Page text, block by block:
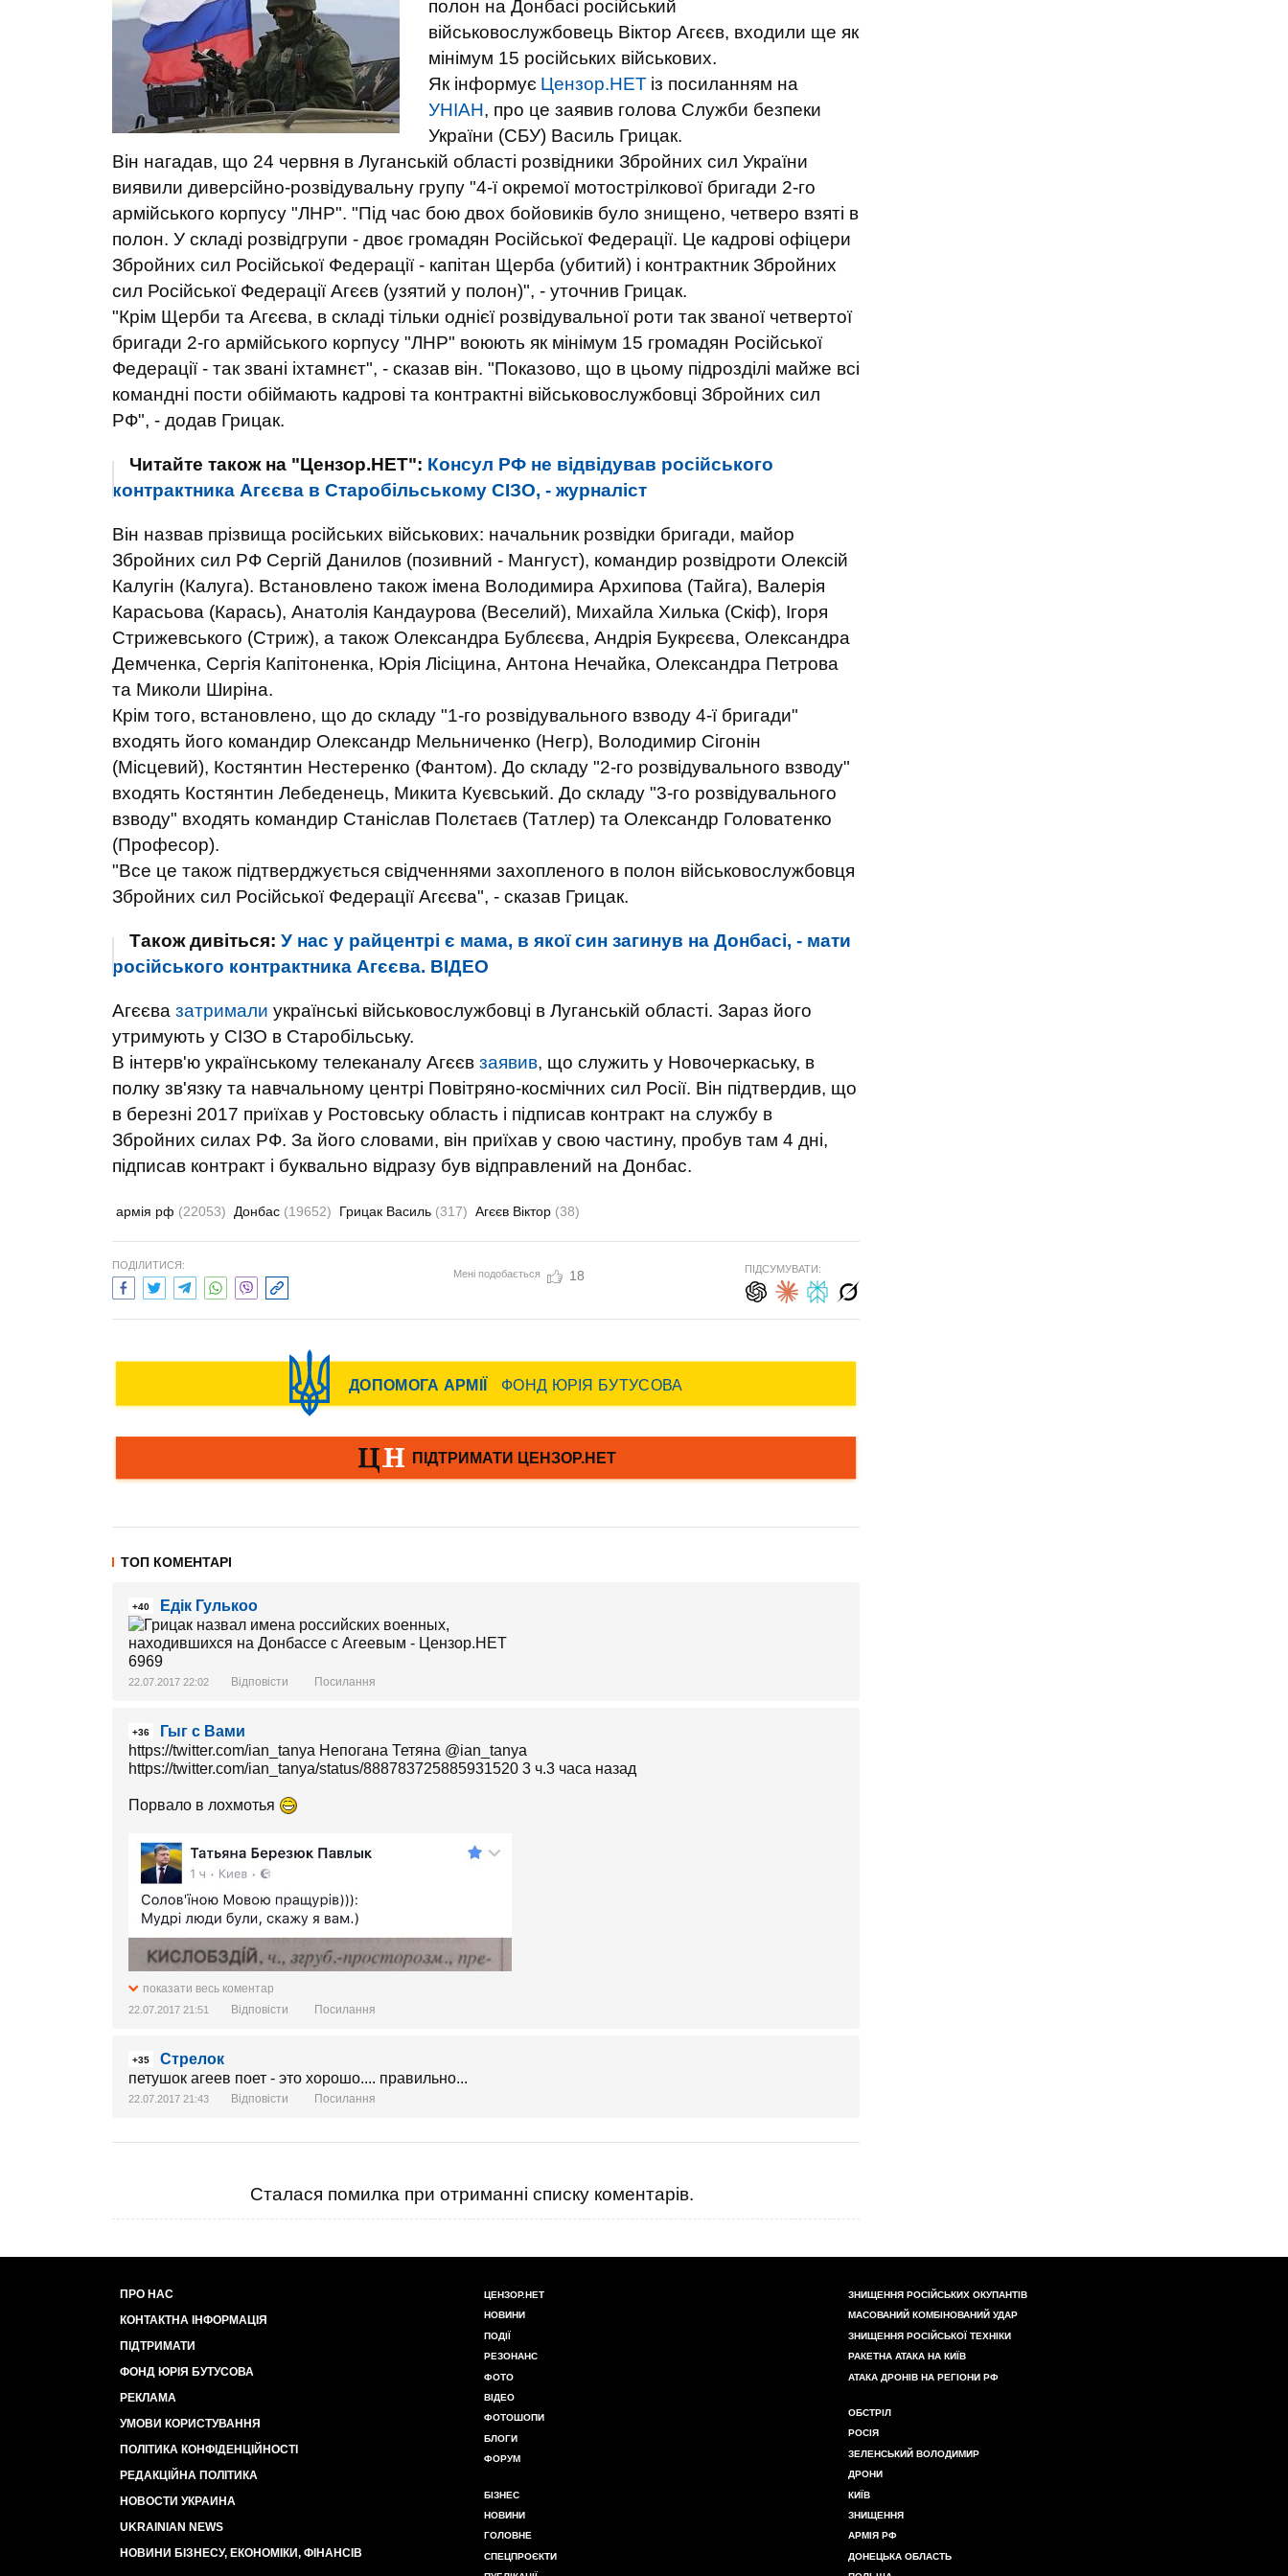
полон на Донбасі російський
військовослужбовець Віктор Агєєв, входили ще як
мінімум 15 російських військових.
Як інформує Цензор.НЕТ із посиланням на
УНІАН, про це заявив голова Служби безпеки
України (СБУ) Василь Грицак.
Він нагадав, що 24 червня в Луганській області розвідники Збройних сил України
виявили диверсійно-розвідувальну групу "4-ї окремої мотострілкової бригади 2-го
армійського корпусу "ЛНР". "Під час бою двох бойовиків було знищено, четверо взяті в
полон. У складі розвідгрупи - двоє громадян Російської Федерації. Це кадрові офіцери
Збройних сил Російської Федерації - капітан Щерба (убитий) і контрактник Збройних
сил Російської Федерації Агєєв (узятий у полон)", - уточнив Грицак.
"Крім Щерби та Агєєва, в складі тільки однієї розвідувальної роти так званої четвертої
бригади 2-го армійського корпусу "ЛНР" воюють як мінімум 15 громадян Російської
Федерації - так звані іхтамнєт", - сказав він. "Показово, що в цьому підрозділі майже всі
командні пости обіймають кадрові та контрактні військовослужбовці Збройних сил
РФ", - додав Грицак.
Читайте також на "Цензор.НЕТ": Консул РФ не відвідував російського
контрактника Агєєва в Старобільському СІЗО, - журналіст
Він назвав прізвища російських військових: начальник розвідки бригади, майор
Збройних сил РФ Сергій Данилов (позивний - Мангуст), командир розвідроти Олексій
Калугін (Калуга). Встановлено також імена Володимира Архипова (Тайга), Валерія
Карасьова (Карась), Анатолія Кандаурова (Веселий), Михайла Хилька (Скіф), Ігоря
Стрижевського (Стриж), а також Олександра Бублєєва, Андрія Букрєєва, Олександра
Демченка, Сергія Капітоненка, Юрія Лісіцина, Антона Нечайка, Олександра Петрова
та Миколи Ширіна.
Крім того, встановлено, що до складу "1-го розвідувального взводу 4-ї бригади"
входять його командир Олександр Мельниченко (Негр), Володимир Сігонін
(Місцевий), Костянтин Нестеренко (Фантом). До складу "2-го розвідувального взводу"
входять Костянтин Лебеденець, Микита Куєвський. До складу "3-го розвідувального
взводу" входять командир Станіслав Полєтаєв (Татлер) та Олександр Головатенко
(Професор).
"Все це також підтверджується свідченнями захопленого в полон військовослужбовця
Збройних сил Російської Федерації Агєєва", - сказав Грицак.
Також дивіться: У нас у райцентрі є мама, в якої син загинув на Донбасі, - мати
російського контрактника Агєєва. ВІДЕО
Агєєва затримали українські військовослужбовці в Луганській області. Зараз його
утримують у СІЗО в Старобільську.
В інтерв'ю українському телеканалу Агєєв заявив, що служить у Новочеркаську, в
полку зв'язку та навчальному центрі Повітряно-космічних сил Росії. Він підтвердив, що
в березні 2017 приїхав у Ростовську область і підписав контракт на службу в
Збройних силах РФ. За його словами, він приїхав у свою частину, пробув там 4 дні,
підписав контракт і буквально відразу був відправлений на Донбас.
армія рф (22053) Донбас (19652) Грицак Василь (317) Агєєв Віктор (38)
ПОДІЛИТИСЯ:
Мені подобається 18 ПІДСУМУВАТИ:
ТОП КОМЕНТАРІ
+40 Едік Гулькоo
22.07.2017 22:02 Відповісти Посилання
+36
Гыг с Вами
https://twitter.com/ian_tanya Непогана Тетяна‏ @ian_tanya
https://twitter.com/ian_tanya/status/888783725885931520 3 ч.3 часа назад
Порвало в лохмотья
показати весь коментар
22.07.2017 21:51 Відповісти Посилання
+35
Стрелок
петушок агеев поет - это хорошо.... правильно...
22.07.2017 21:43 Відповісти Посилання
Сталася помилка при отриманні списку коментарів.
ПРО НАС
КОНТАКТНА ІНФОРМАЦІЯ
ПІДТРИМАТИ
ФОНД ЮРІЯ БУТУСОВА
РЕКЛАМА
УМОВИ КОРИСТУВАННЯ
ПОЛІТИКА КОНФІДЕНЦІЙНОСТІ
РЕДАКЦІЙНА ПОЛІТИКА
НОВОСТИ УКРАИНА
UKRAINIAN NEWS
НОВИНИ БІЗНЕСУ, ЕКОНОМІКИ, ФІНАНСІВ
ЦЕНЗОР.НЕТ
НОВИНИ
ПОДІЇ
РЕЗОНАНС
ФОТО
ВІДЕО
ФОТОШОПИ
БЛОГИ
ФОРУМ
БІЗНЕС
НОВИНИ
ГОЛОВНЕ
СПЕЦПРОЄКТИ
ЗНИЩЕННЯ РОСІЙСЬКИХ ОКУПАНТІВ
МАСОВАНИЙ КОМБІНОВАНИЙ УДАР
ЗНИЩЕННЯ РОСІЙСЬКОЇ ТЕХНІКИ
РАКЕТНА АТАКА НА КИЇВ
АТАКА ДРОНІВ НА РЕГІОНИ РФ
ОБСТРІЛ
РОСІЯ
ЗЕЛЕНСЬКИЙ ВОЛОДИМИР
ДРОНИ
КИЇВ
ЗНИЩЕННЯ
АРМІЯ РФ
ДОНЕЦЬКА ОБЛАСТЬ